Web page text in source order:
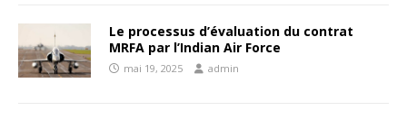
Le processus d’évaluation du contrat
MRFA par l’Indian Air Force
mai 19, 2025 admin